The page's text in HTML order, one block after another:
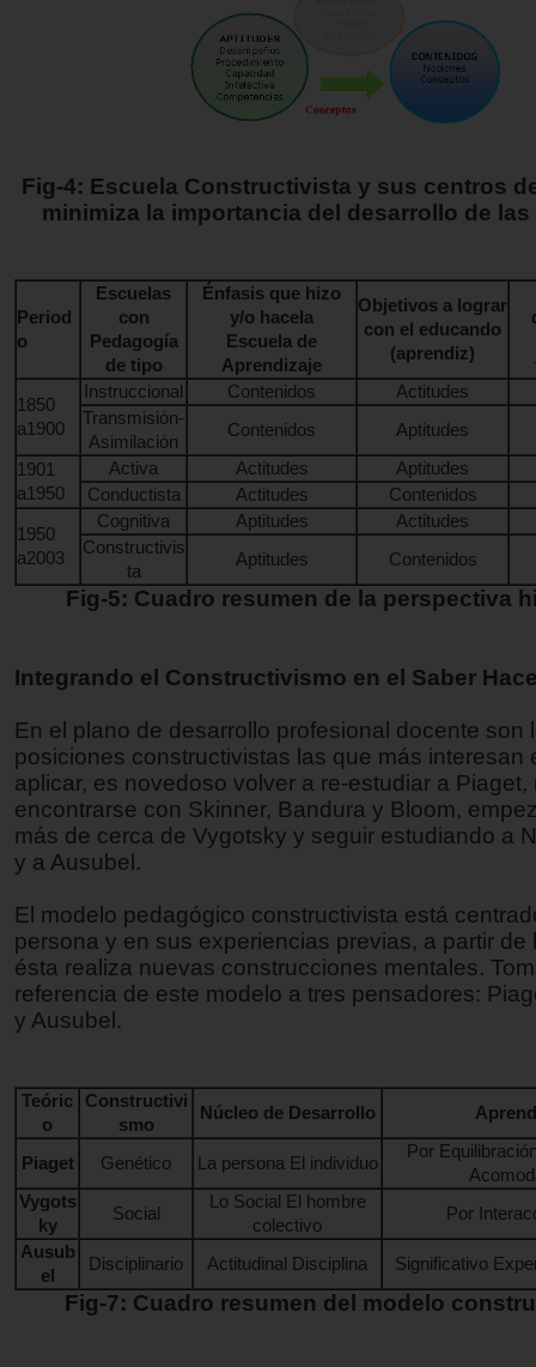
Fig-4: Escuela Constructivista y sus centros
minimiza la importancia del desarrollo de
Period
o
Escuelas
con
Pedagogía
de tipo
Énfasis que hizo
y/o hacela
Escuela de
Aprendizaje
Objetivos a lograr
con el educando
(aprendiz)
1850
a1900
Instruccional Contenidos
Actitudes
Transmisión-
Asimilación
Contenidos
Aptitudes
1901
a1950
Activa Actitudes
Aptitudes
Conductista
Actitudes
Contenidos
1950
a2003
Cognitiva Aptitudes
Actitudes
Constructivis
ta
Aptitudes Contenidos
Fig-5: Cuadro resumen de la perspectiva
Integrando el Constructivismo en el Saber
En el plano de desarrollo profesional docente son
posiciones constructivistas las que más interesan
aplicar, es novedoso volver a re-estudiar a Piaget,
encontrarse con Skinner, Bandura y Bloom,
más de cerca de Vygotsky y seguir estudiando a
y a Ausubel.
El modelo pedagógico constructivista está
persona y en sus experiencias previas, a partir de
ésta realiza nuevas construcciones mentales.
referencia de este modelo a tres pensadores:
y Ausubel.
Teóric
o
Constructivi
smo
Núcleo de Desarrollo
Piaget Genético La persona El individuo
Por
Vygots
ky
Social
Lo Social El hombre
colectivo
Por
Ausub
el
Disciplinario Actitudinal Disciplina Significativo
Fig-7: Cuadro resumen del modelo